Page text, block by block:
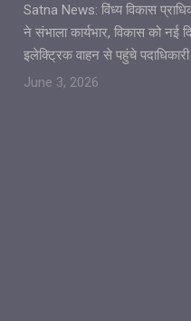
Satna News: विंध्य विकास
ने संभाला कार्यभार, विकास को नई
इलेक्ट्रिक वाहन से पहुंचे
June 3, 2026